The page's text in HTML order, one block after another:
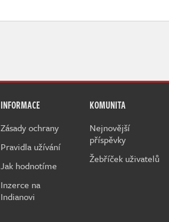
INFORMACE
Zásady ochrany
Pravidla užívání
Jak hodnotíme
Inzerce na
Indianovi
KOMUNITA
Nejnovější
příspěvky
Žebříček uživatelů